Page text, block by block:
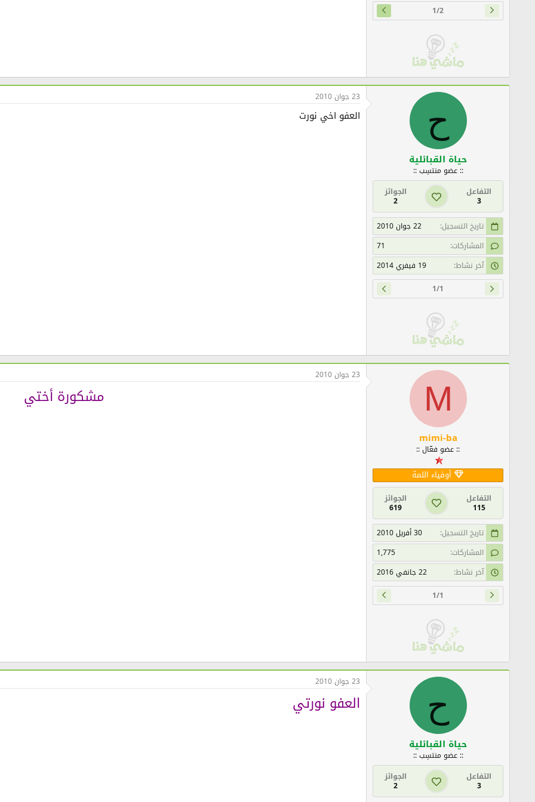
1/2
ح
حياة القبائلية
:: عضو منتسِب ::
التفاعل
3
الجوائز
2
تاريخ التسجيل
22 جوان 2010
المشاركات
71
آخر نشاط
19 فيفري 2014
1/1
23 جوان 2010
العفو اخي نورت
M
mimi-ba
:: عضو فعّال ::
أوفياء اللمة
التفاعل
115
الجوائز
619
تاريخ التسجيل
30 أفريل 2010
المشاركات
1,775
آخر نشاط
22 جانفي 2016
1/1
23 جوان 2010
مشكورة أختي
ح
حياة القبائلية
:: عضو منتسِب ::
التفاعل
3
الجوائز
2
23 جوان 2010
العفو نورتي